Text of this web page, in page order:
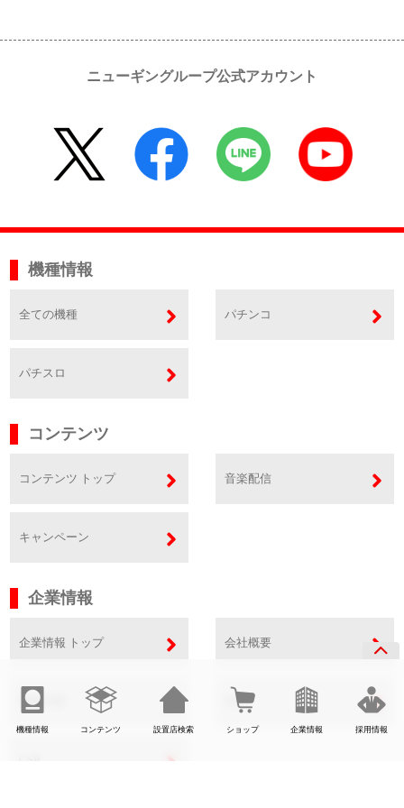
機種情報 コンテンツ 設置店検索 ショップ 企業情報 採用情報
ニューギングループ公式アカウント
機種情報
全ての機種 パチンコ
パチスロ
コンテンツ
コンテンツ トップ 音楽配信
キャンペーン
企業情報
企業情報 トップ 会社概要
事業内容 SDGs